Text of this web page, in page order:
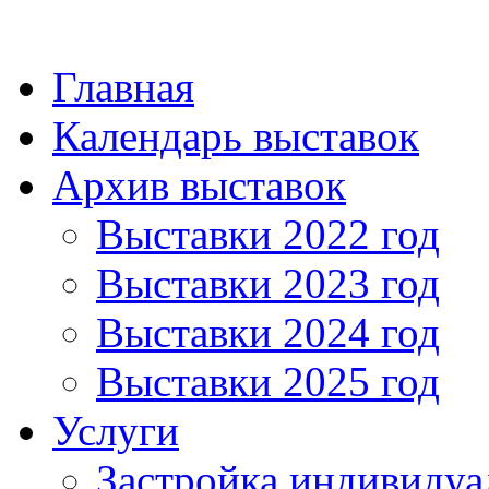
Главная
Календарь выставок
Архив выставок
Выставки 2022 год
Выставки 2023 год
Выставки 2024 год
Выставки 2025 год
Услуги